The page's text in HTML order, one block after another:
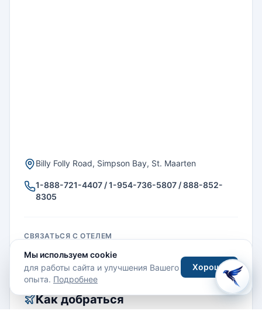
Billy Folly Road, Simpson Bay, St. Maarten
1-888-721-4407 / 1-954-736-5807 / 888-852-
8305
СВЯЗАТЬСЯ С ОТЕЛЕМ
Как добраться
Мы используем cookie
для работы сайта и улучшения Вашего
опыта. Подробнее
Хорошо